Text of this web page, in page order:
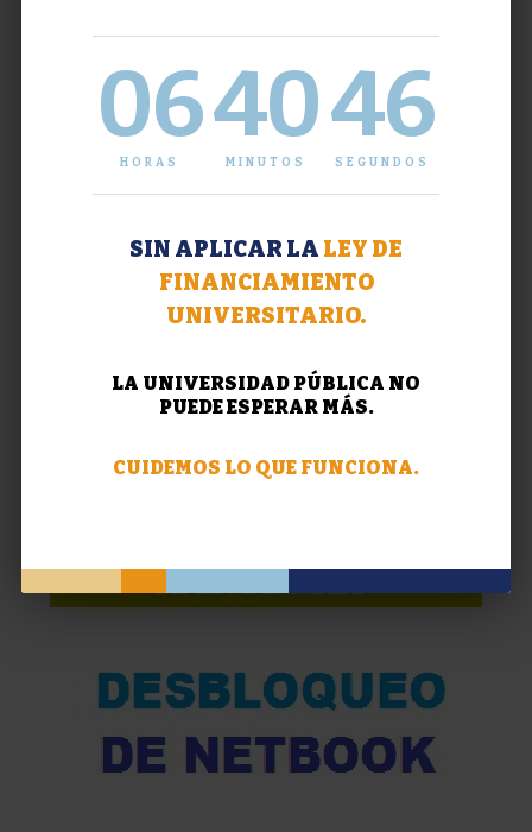
06
HORAS
40
MINUTOS
47
SEGUNDOS
SIN APLICAR LA LEY DE
FINANCIAMIENTO
UNIVERSITARIO.
LA UNIVERSIDAD PÚBLICA NO
PUEDE ESPERAR MÁS.
CUIDEMOS LO QUE FUNCIONA.